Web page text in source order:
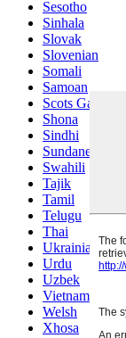
Sesotho
Sinhala
Slovak
Slovenian
Somali
Samoan
Scots Gaelic
Shona
Sindhi
Sundanese
Swahili
Tajik
Tamil
Telugu
Thai
Ukrainian
Urdu
Uzbek
Vietnamese
Welsh
Xhosa